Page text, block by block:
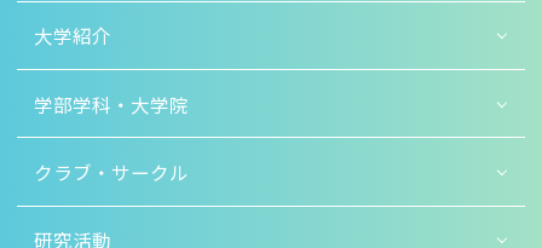
大学紹介
学部学科・大学院
クラブ・サークル
研究活動